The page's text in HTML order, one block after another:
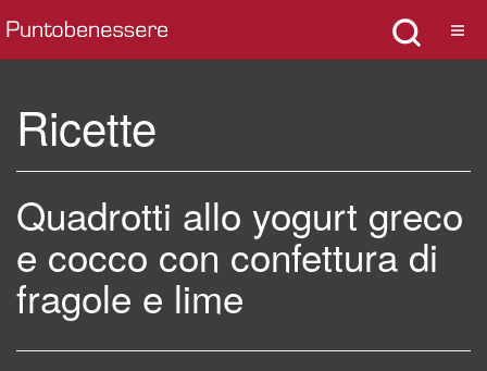
Ricette
Quadrotti allo yogurt greco
e cocco con confettura di
fragole e lime